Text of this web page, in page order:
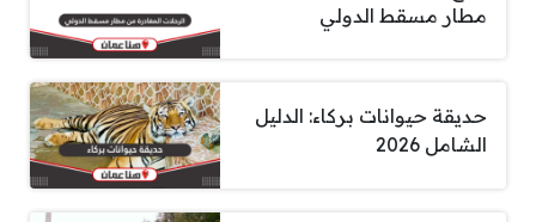
مطار مسقط الدولي
حديقة حيوانات بركاء: الدليل
الشامل 2026